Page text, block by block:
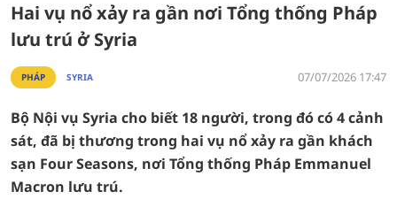
Hai vụ nổ xảy ra gần nơi Tổng thống Pháp
lưu trú ở Syria
PHÁP SYRIA 07/07/2026 17:47
Bộ Nội vụ Syria cho biết 18 người, trong đó có 4 cảnh
sát, đã bị thương trong hai vụ nổ xảy ra gần khách
sạn Four Seasons, nơi Tổng thống Pháp Emmanuel
Macron lưu trú.